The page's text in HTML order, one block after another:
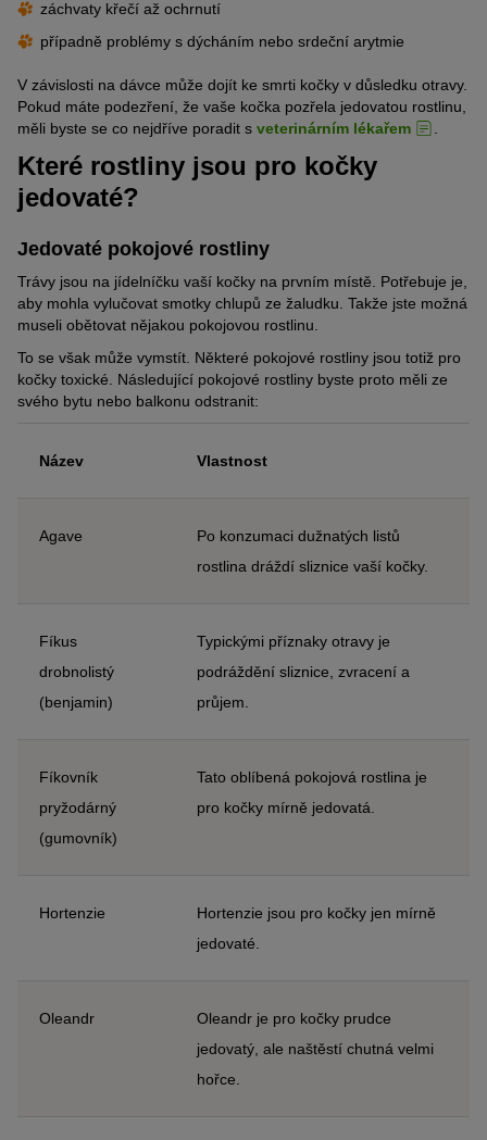
záchvaty křečí až ochrnutí
případně problémy s dýcháním nebo srdeční arytmie
V závislosti na dávce může dojít ke smrti kočky v důsledku otravy.
Pokud máte podezření, že vaše kočka pozřela jedovatou rostlinu,
měli byste se co nejdříve poradit s veterinárním lékařem
Které rostliny jsou pro kočky
jedovaté?
Jedovaté pokojové rostliny
Trávy jsou na jídelníčku vaší kočky na prvním místě. Potřebuje je,
aby mohla vylučovat smotky chlupů ze žaludku. Takže jste možná
museli obětovat nějakou pokojovou rostlinu.
To se však může vymstít. Některé pokojové rostliny jsou totiž pro
kočky toxické. Následující pokojové rostliny byste proto měli ze
svého bytu nebo balkonu odstranit:
Název Vlastnost
Agave
Po konzumaci dužnatých listů
rostlina dráždí sliznice vaší kočky.
Fíkus
drobnolistý
(benjamin)
Typickými příznaky otravy je
podráždění sliznice, zvracení a
průjem.
Fíkovník
pryžodárný
(gumovník)
Tato oblíbená pokojová rostlina je
pro kočky mírně jedovatá.
Hortenzie
Hortenzie jsou pro kočky jen mírně
jedovaté.
Oleandr
Oleandr je pro kočky prudce
jedovatý, ale naštěstí chutná velmi
hořce.